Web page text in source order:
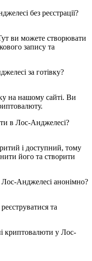
без реєстрації?
ви можете створювати
запису та
за готівку?
на нашому сайті. Ви
в Лос-Анджелесі?
і доступний, тому
його та створити
Анджелесі анонімно?
та
криптовалюти у Лос-